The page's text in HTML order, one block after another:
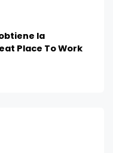
la
Place To Work